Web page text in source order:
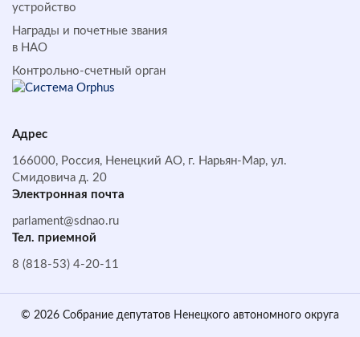
устройство
Награды и почетные звания
в НАО
Контрольно-счетный орган
Адрес
166000, Россия, Ненецкий АО, г. Нарьян-Мар, ул.
Смидовича д. 20
Электронная почта
parlament@sdnao.ru
Тел. приемной
8 (818-53) 4-20-11
© 2026 Собрание депутатов Ненецкого автономного округа